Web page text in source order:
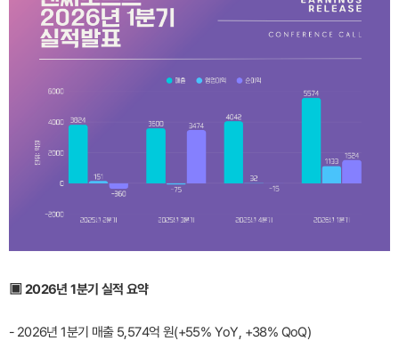
▣ 2026년 1분기 실적 요약
- 2026년 1분기 매출 5,574억 원(+55% YoY, +38% QoQ)